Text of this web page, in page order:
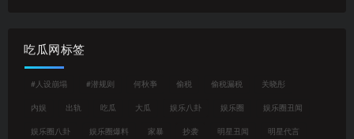
吃瓜网标签
#人设崩塌 #潜规则 何秋亊 偷税 偷税漏税 关晓彤
内娱 出轨 吃瓜 大瓜 娱乐八卦 娱乐圈 娱乐圈丑闻
娱乐圈八卦 娱乐圈爆料 家暴 抄袭 明星丑闻 明星代言